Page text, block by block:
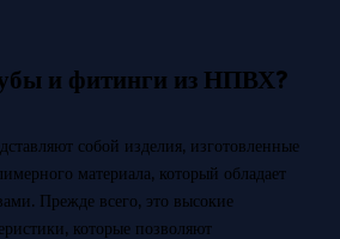
и фитинги из НПВХ?
собой изделия, изготовленные
материала, который обладает
Прежде всего, это высокие
которые позволяют